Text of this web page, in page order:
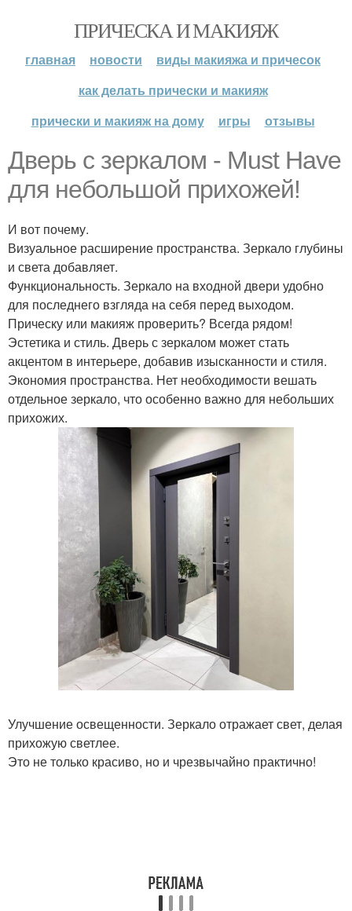
ПРИЧЕСКА И МАКИЯЖ
главная новости
виды макияжа и причесок
как делать прически и макияж
прически и макияж на дому
игры отзывы
Дверь с зеркалом - Must Have
для небольшой прихожей!
И вот почему.
Визуальное расширение пространства. Зеркало глубины
и света добавляет.
Функциональность. Зеркало на входной двери удобно
для последнего взгляда на себя перед выходом.
Прическу или макияж проверить? Всегда рядом!
Эстетика и стиль. Дверь с зеркалом может стать
акцентом в интерьере, добавив изысканности и стиля.
Экономия пространства. Нет необходимости вешать
отдельное зеркало, что особенно важно для небольших
прихожих.
Улучшение освещенности. Зеркало отражает свет, делая
прихожую светлее.
Это не только красиво, но и чрезвычайно практично!